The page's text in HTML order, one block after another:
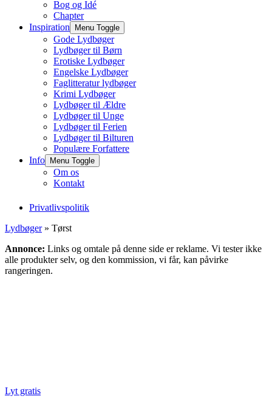
Bog og Idé
Chapter
Inspiration
Menu Toggle
Gode Lydbøger
Lydbøger til Børn
Erotiske Lydbøger
Engelske Lydbøger
Faglitteratur lydbøger
Krimi Lydbøger
Lydbøger til Ældre
Lydbøger til Unge
Lydbøger til Ferien
Lydbøger til Bilturen
Populære Forfattere
Info
Menu Toggle
Om os
Kontakt
Privatlivspolitik
Lydbøger» Tørst
Annonce: Links og omtale på denne side er reklame. Vi tester ikke
alle produkter selv, og den kommission, vi får, kan påvirke
rangeringen.
Lyt gratis